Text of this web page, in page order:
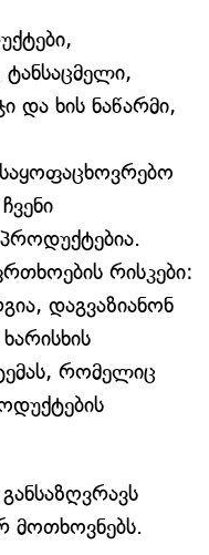
და ხის ნაწარმი,
რისკები:
დაგვაზიანონ
რომელიც
მოთხოვნებს.